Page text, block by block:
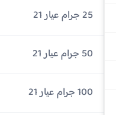
100 جرام عيار 21